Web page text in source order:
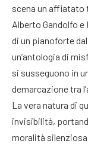
scena un
Alberto Gandolfo
di un pianoforte
un’antologia di
si susseguono in
demarcazione tra
La vera natura di
invisibilità,
moralità